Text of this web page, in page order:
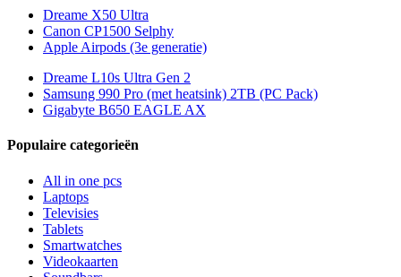
Dreame X50 Ultra
Canon CP1500 Selphy
Apple Airpods (3e generatie)
Dreame L10s Ultra Gen 2
Samsung 990 Pro (met heatsink) 2TB (PC Pack)
Gigabyte B650 EAGLE AX
Populaire categorieën
All in one pcs
Laptops
Televisies
Tablets
Smartwatches
Videokaarten